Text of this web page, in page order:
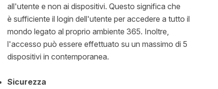
all'utente e non ai dispositivi. Questo significa che
è sufficiente il login dell'utente per accedere a tutto il
mondo legato al proprio ambiente 365. Inoltre,
l'accesso può essere effettuato su un massimo di 5
dispositivi in contemporanea.
Sicurezza